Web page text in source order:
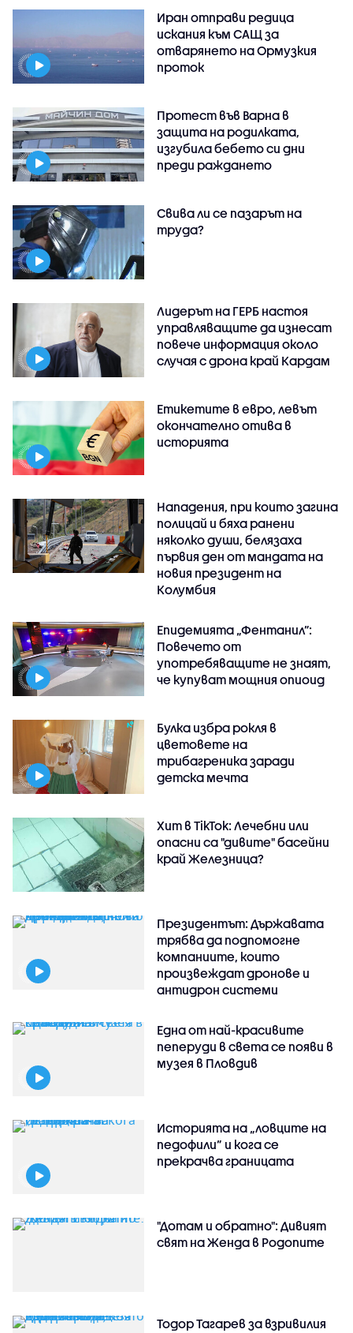
Иран отправи редица
искания към САЩ за
отварянето на Ормузкия
проток
Протест във Варна в
защита на родилката,
изгубила бебето си дни
преди раждането
Свива ли се пазарът на
труда?
Лидерът на ГЕРБ настоя
управляващите да изнесат
повече информация около
случая с дрона край Кардам
Етикетите в евро, левът
окончателно отива в
историята
Нападения, при които загина
полицай и бяха ранени
няколко души, белязаха
първия ден от мандата на
новия президент на
Колумбия
Епидемията „Фентанил”:
Повечето от
употребяващите не знаят,
че купуват мощния опиоид
Булка избра рокля в
цветовете на
трибагреника заради
детска мечта
Хит в TikTok: Лечебни или
опасни са "дивите" басейни
край Железница?
Президентът: Държавата
трябва да подпомогне
компаниите, които
произвеждат дронове и
антидрон системи
Една от най-красивите
пеперуди в света се появи в
музея в Пловдив
Историята на „ловците на
педофили” и кога се
прекрачва границата
"Дотам и обратно": Дивият
свят на Женда в Родопите
Тодор Тагарев за взривилия